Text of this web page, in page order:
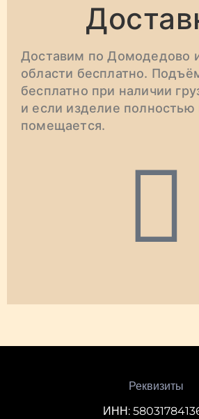
Доставим по Домодедово
области бесплатно.
бесплатно при наличии
и если изделие полностью
помещается.
Реквизиты
ИНН: